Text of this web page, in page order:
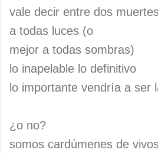
vale decir entre dos
a todas luces (o
mejor a todas sombras)
lo inapelable lo definitivo
lo importante vendría a ser
¿o no?
somos cardúmenes de